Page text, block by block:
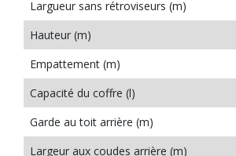
Largueur sans rétroviseurs (m)
Hauteur (m)
Empattement (m)
Capacité du coffre (l)
Garde au toit arrière (m)
Largeur aux coudes arrière (m)